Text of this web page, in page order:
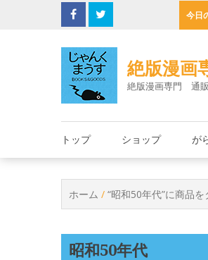
今日
絶版漫画
絶版漫画専門 通
トップ ショップ が
ホーム / “昭和50年代”に商品
昭和50年代